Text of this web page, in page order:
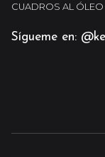
CUADROS AL ÓLEO
Sígueme en: